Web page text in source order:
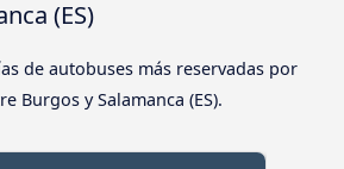
(ES)
de autobuses más reservadas por
Burgos y Salamanca (ES).